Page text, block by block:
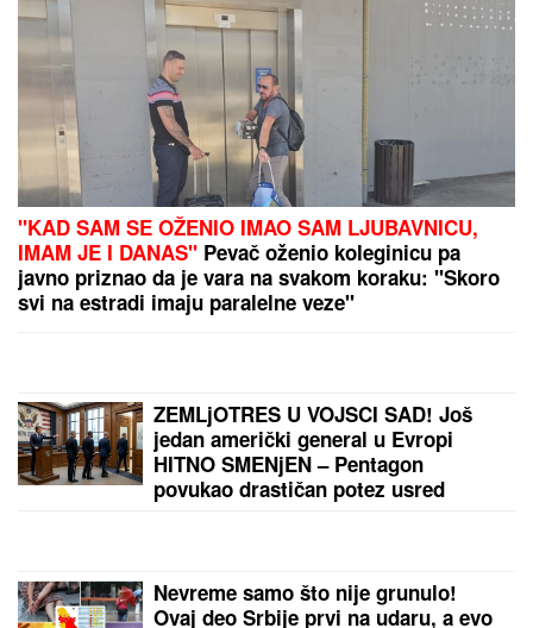
(VIDEO) JOVANA JEREMIĆ PREKINULA JUTARNJI
PROGRAMSvi misle da su ove brutalne reči
upućene Draganu: "Svima sam donela samo dobro"
Slušajte svoje telo: zašto održiva
rutina vežbanja vredi više od
savršenog treninga
"Roditelji dovedu decu u Dom i više
se NE INTERESUJU ZA NJIH" brigu